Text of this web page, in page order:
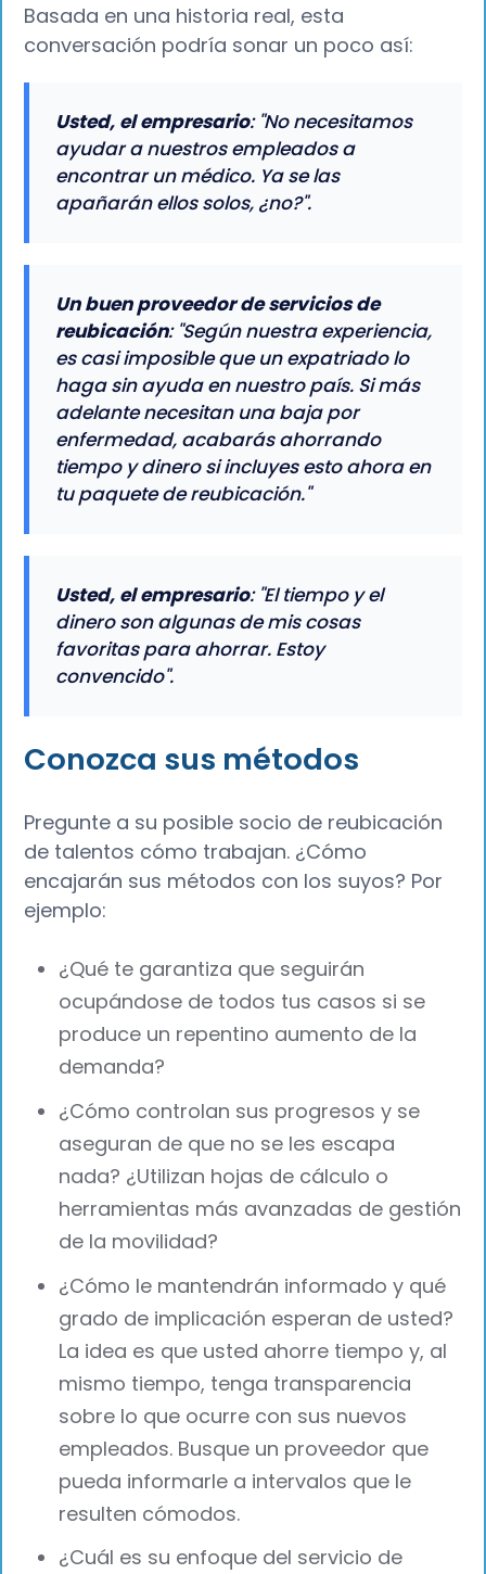
Basada en una historia real, esta
conversación podría sonar un poco así:
Usted, el empresario: "No necesitamos
ayudar a nuestros empleados a
encontrar un médico. Ya se las
apañarán ellos solos, ¿no?".
Un buen proveedor de servicios de
reubicación: "Según nuestra experiencia,
es casi imposible que un expatriado lo
haga sin ayuda en nuestro país. Si más
adelante necesitan una baja por
enfermedad, acabarás ahorrando
tiempo y dinero si incluyes esto ahora en
tu paquete de reubicación."
Usted, el empresario: "El tiempo y el
dinero son algunas de mis cosas
favoritas para ahorrar. Estoy
convencido".
Conozca sus métodos
Pregunte a su posible socio de reubicación
de talentos cómo trabajan. ¿Cómo
encajarán sus métodos con los suyos? Por
ejemplo:
¿Qué te garantiza que seguirán
ocupándose de todos tus casos si se
produce un repentino aumento de la
demanda?
¿Cómo controlan sus progresos y se
aseguran de que no se les escapa
nada? ¿Utilizan hojas de cálculo o
herramientas más avanzadas de gestión
de la movilidad?
¿Cómo le mantendrán informado y qué
grado de implicación esperan de usted?
La idea es que usted ahorre tiempo y, al
mismo tiempo, tenga transparencia
sobre lo que ocurre con sus nuevos
empleados. Busque un proveedor que
pueda informarle a intervalos que le
resulten cómodos.
¿Cuál es su enfoque del servicio de